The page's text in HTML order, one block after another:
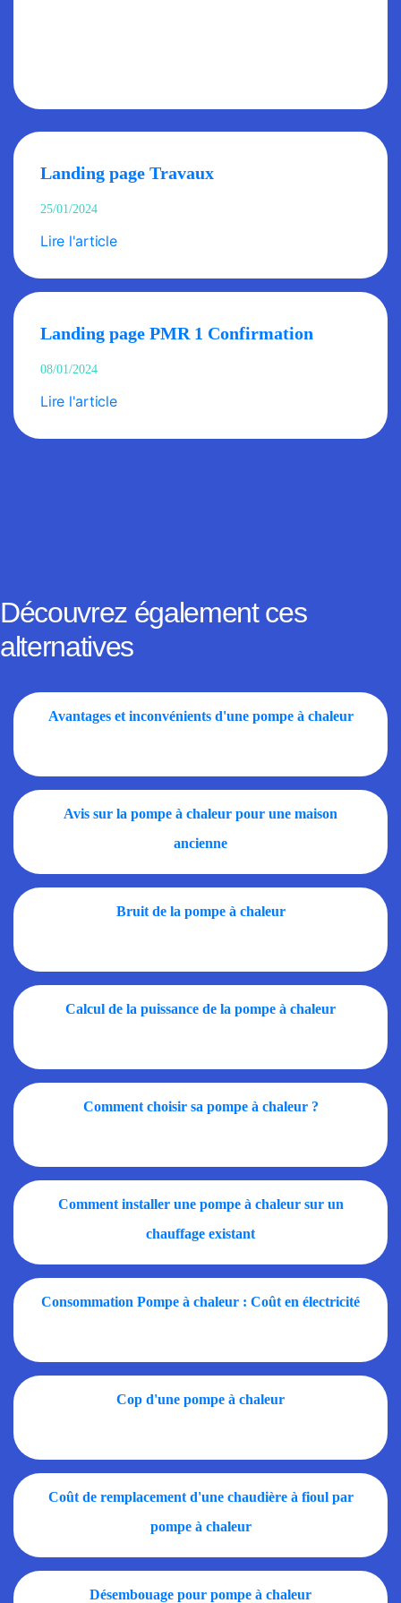
Landing page Travaux
25/01/2024
Lire l'article
Landing page PMR 1 Confirmation
08/01/2024
Lire l'article
Découvrez également ces
alternatives
Avantages et inconvénients d'une pompe à chaleur
Avis sur la pompe à chaleur pour une maison
ancienne
Bruit de la pompe à chaleur
Calcul de la puissance de la pompe à chaleur
Comment choisir sa pompe à chaleur ?
Comment installer une pompe à chaleur sur un
chauffage existant
Consommation Pompe à chaleur : Coût en électricité
Cop d'une pompe à chaleur
Coût de remplacement d'une chaudière à fioul par
pompe à chaleur
Désembouage pour pompe à chaleur